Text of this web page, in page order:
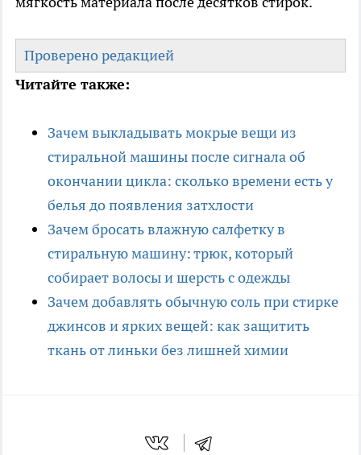
Проверено редакцией
Читайте также:
Зачем выкладывать мокрые вещи из
стиральной машины после сигнала об
окончании цикла: сколько времени есть у
белья до появления затхлости
Зачем бросать влажную салфетку в
стиральную машину: трюк, который
собирает волосы и шерсть с одежды
Зачем добавлять обычную соль при стирке
джинсов и ярких вещей: как защитить
ткань от линьки без лишней химии